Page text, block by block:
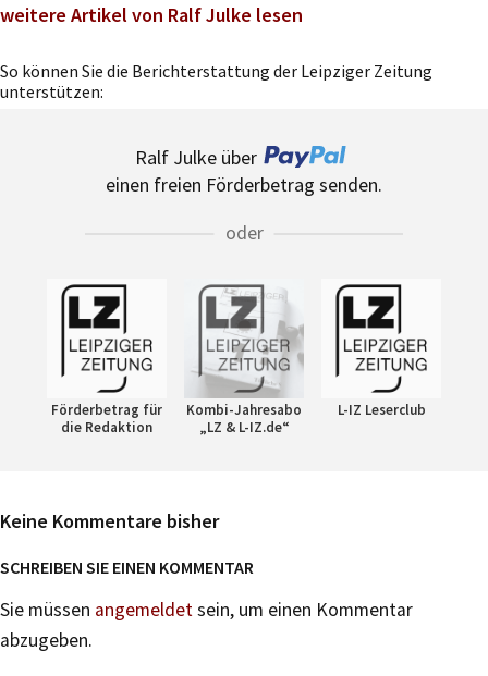
weitere Artikel von Ralf Julke lesen
So können Sie die Berichterstattung der Leipziger Zeitung
unterstützen:
Ralf Julke über
einen freien Förderbetrag senden.
oder
Förderbetrag für
die Redaktion
Kombi-Jahresabo
„LZ & L-IZ.de“
L-IZ Leserclub
Keine Kommentare bisher
SCHREIBEN SIE EINEN KOMMENTAR
Sie müssen angemeldetsein, um einen Kommentar
abzugeben.